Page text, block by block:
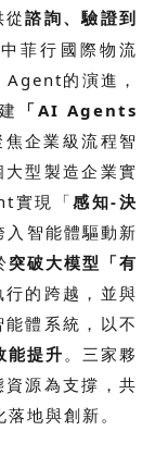
從諮詢、驗證到
菲行國際物流
的演進，
「AI Agents
企業級流程智
型製造企業實
實現「感知-決
入智能體驅動新
突破大模型「有
的跨越，並與
體系統，以不
能提升。三家夥
源為支撐，共
地與創新。